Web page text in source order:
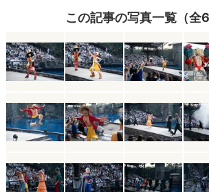
この記事の写真一覧（全